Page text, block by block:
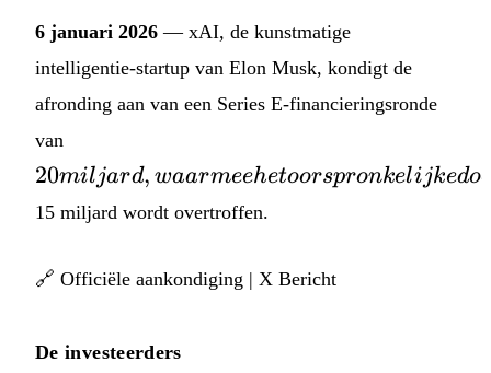
6 januari 2026 — xAI, de kunstmatige
intelligentie-startup van Elon Musk, kondigt de
afronding aan van een Series E-financieringsronde
van
waarmee het
oorspronkelijke
doel van
20miljard, waarmeehetoorspronkelijkedoe
15 miljard wordt overtroffen.
🔗 Officiële aankondiging | X Bericht
De investeerders